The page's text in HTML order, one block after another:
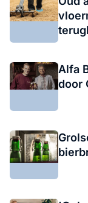
Alfa
door